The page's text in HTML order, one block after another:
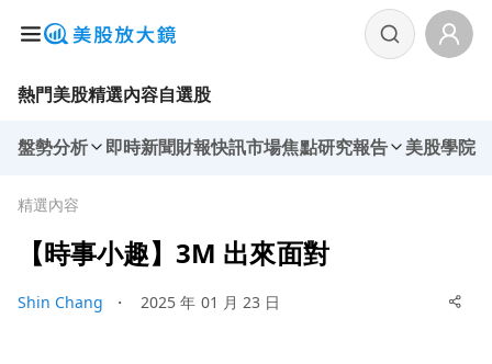
熱門美股精選內容自選股
盤勢分析 即時新聞財報快訊市場焦點研究報告 美股學院
精選內容
【時事小趣】3M 出來面對
Shin Chang ・ 2025 年 01 月 23 日